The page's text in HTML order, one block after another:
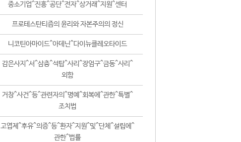
중소기업^진흥^공단^전자^상거래^지원^센터
프로테스탄티즘의 윤리와 자본주의의 정신
니코틴아마이드^아데닌^다이뉴클레오타이드
감은사지^서^삼층^석탑^사리^장엄구^금동^사리^
외함
거창^사건^등^관련자의^명예^회복에^관한^특별^
조치법
고엽제^후유^의증^등^환자^지원^및^단체^설립에^
관한^법률